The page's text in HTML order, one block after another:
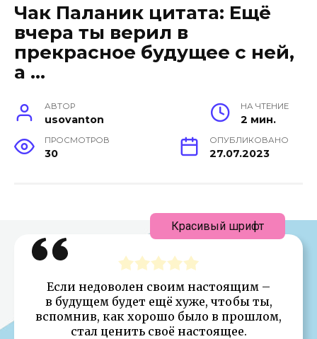
Чак Паланик цитата: Ещё
вчера ты верил в
прекрасное будущее с ней,
а …
АВТОР
usovanton
НА ЧТЕНИЕ
2 мин.
ПРОСМОТРОВ
30
ОПУБЛИКОВАНО
27.07.2023
Если недоволен своим настоящим –
в будущем будет ещё хуже, чтобы ты,
вспомнив, как хорошо было в прошлом,
стал ценить своё настоящее.
Красивый шрифт